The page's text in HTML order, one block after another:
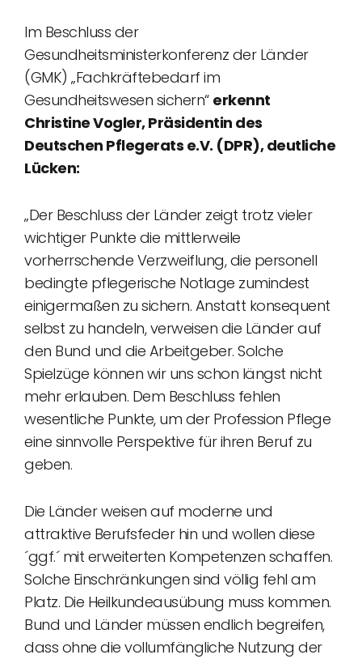
Im Beschluss der
Gesundheitsministerkonferenz der Länder
(GMK) „Fachkräftebedarf im
Gesundheitswesen sichern“ erkennt
Christine Vogler, Präsidentin des
Deutschen Pflegerats e.V. (DPR), deutliche
Lücken:
„Der Beschluss der Länder zeigt trotz vieler
wichtiger Punkte die mittlerweile
vorherrschende Verzweiflung, die personell
bedingte pflegerische Notlage zumindest
einigermaßen zu sichern. Anstatt konsequent
selbst zu handeln, verweisen die Länder auf
den Bund und die Arbeitgeber. Solche
Spielzüge können wir uns schon längst nicht
mehr erlauben. Dem Beschluss fehlen
wesentliche Punkte, um der Profession Pflege
eine sinnvolle Perspektive für ihren Beruf zu
geben.
Die Länder weisen auf moderne und
attraktive Berufsfeder hin und wollen diese
´ggf.´ mit erweiterten Kompetenzen schaffen.
Solche Einschränkungen sind völlig fehl am
Platz. Die Heilkundeausübung muss kommen.
Bund und Länder müssen endlich begreifen,
dass ohne die vollumfängliche Nutzung der